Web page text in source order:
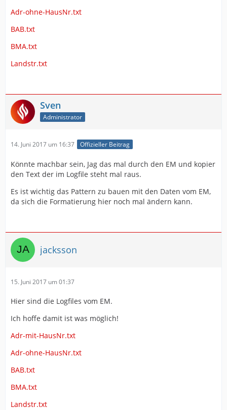
Adr-ohne-HausNr.txt
BAB.txt
BMA.txt
Landstr.txt
Sven
Administrator
14. Juni 2017 um 16:37 Offizieller Beitrag
Könnte machbar sein, Jag das mal durch den EM und kopier
den Text der im Logfile steht mal raus.
Es ist wichtig das Pattern zu bauen mit den Daten vom EM,
da sich die Formatierung hier noch mal ändern kann.
jacksson
15. Juni 2017 um 01:37
Hier sind die Logfiles vom EM.
Ich hoffe damit ist was möglich!
Adr-mit-HausNr.txt
Adr-ohne-HausNr.txt
BAB.txt
BMA.txt
Landstr.txt